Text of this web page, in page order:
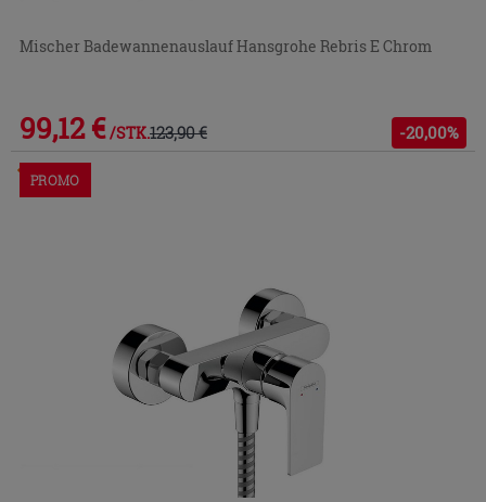
Mischer Badewannenauslauf Hansgrohe Rebris E Chrom
99,12 € /STK.123,90 € -20,00%
Im Geschäft oder über den Kundenservice bestellbar
PROMO